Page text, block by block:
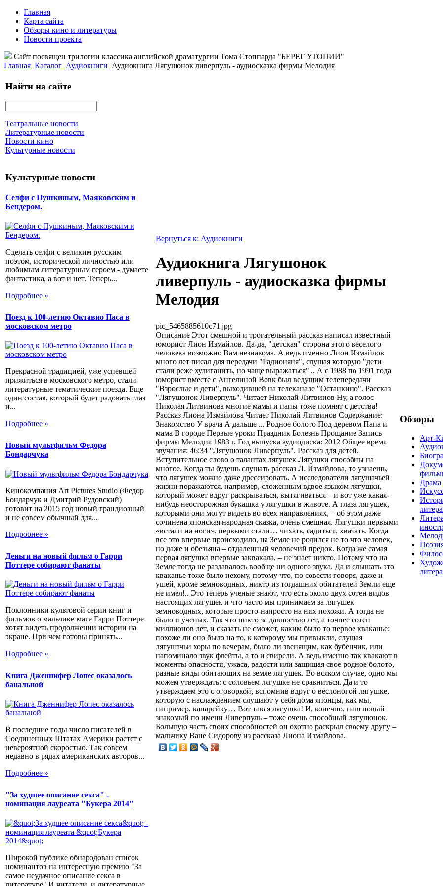
Главная
Карта сайта
Обзоры кино и литературы
Новости проекта
Сайт посвящен трилогии классика английской драматургии Тома Стоппарда "БЕРЕГ УТОПИИ"
Главная Каталог Аудиокниги Аудиокнига Лягушонок ливерпуль - аудиосказка фирмы Мелодия
Найти на сайте
Театральные новости
Литературные новости
Новости кино
Культурные новости
Культурные новости
Селфи с Пушкиным, Маяковским и
Бендером.
Сделать селфи с великим русским
поэтом, исторической личностью или
любимым литературным героем - думаете
фантастика, а вот и нет. Теперь...
Подробнее »
Поезд к 100-летию Октавио Паса в
московском метро
Прекрасной традицией, уже успевшей
прижиться в московского метро, стали
литературные тематические поезда. Еще
один состав, который будет радовать глаз
и...
Подробнее »
Новый мультфильм Федора
Бондарчука
Кинокомпания Art Pictures Studio (Федор
Бондарчук и Дмитрий Рудовский)
готовит на 2015 год новый грандиозный
и не совсем обычный для...
Подробнее »
Деньги на новый фильм о Гарри
Поттере собирают фанаты
Поклонники культовой серии книг и
фильмов о мальчике-маге Гарри Поттере
хотят видеть продолжении истории на
экране. При чем готовы принять...
Подробнее »
Книга Дженнифер Лопес оказалось
банальной
В последние годы число писателей в
Соединенных Штатах Америки растет с
невероятной скоростью. Так совсем
недавно в рядах американских авторов...
Подробнее »
"За худшее описание секса" -
номинация лауреата "Букера 2014"
Широкой публике обнародован список
номинантов на интересную премию "За
самое неудачное описание секса в
Вернуться к: Аудиокниги
Аудиокнига Лягушонок
ливерпуль - аудиосказка фирмы
Мелодия
pic_5465885610c71.jpg
Описание Этот смешной и трогательный рассказ написал известный
юморист Лион Измайлов. Да-да, "детская" сторона этого веселого
человека возможно Вам незнакома. А ведь именно Лион Измайлов
много лет писал для передачи "Радионяня", слушая которую "дети
стали реже хулиганить, но чаще выражаться"... А с 1988 по 1991 года
юморист вместе с Ангелиной Вовк был ведущим телепередачи
"Взрослые и дети", выходившей на телеканале "Останкино". Рассказ
"Лягушонок Ливерпуль". Читает Николай Литвинов Ну, а голос
Николая Литвинова многие мамы и папы тоже помнят с детства!
Рассказ Лиона Измайлова Читает Николай Литвинов Содержание:
Знакомство У врача А дальше ... Родное болото Под деревом Папа и
мама В городе Первые уроки Праздник Болезнь Прощание Запись
фирмы Мелодия 1983 г. Год выпуска аудиодиска: 2012 Общее время
звучания: 46:34 "Лягушонок Ливерпуль". Рассказ для детей.
Вступительное слово о талантах лягушек Лягушки способны на
многое. Когда ты будешь слушать рассказ Л. Измайлова, то узнаешь,
что лягушек можно даже дрессировать. А исследователи лягушачьей
жизни поражаются, например, сложенным вдвое языком лягушки,
который может вдруг раскрываться, вытягиваться – и вот уже какая-
нибудь неосторожная букашка у лягушки в животе. А глаза лягушек,
которыми они могут видеть во всех направлениях, – об этом даже
сочинена японская народная сказка, очень смешная. Лягушки первыми
«встали на ноги», первыми стали… чихать, садиться, хватать. Когда
все это впервые происходило, на Земле не родился не то что человек,
но даже и обезьяна – отдаленный человечий предок. Когда же самая
первая лягушка впервые заквакала, – не знает никто. Потому что на
Земле тогда не раздавалось вообще ни одного звука. Да и слышать это
кваканье тоже было некому, потому что, по совести говоря, даже и
ушей, кроме земноводных, никто из тогдашних обитателей Земли еще
не имел!.. Это теперь ученые знают, что есть около двух сотен видов
настоящих лягушек и что часто мы принимаем за лягушек
земноводных, которые просто-напросто на них похожи. А тогда не
было и ученых. Так что никто за давностью лет, а точнее сотен
миллионов лет, и сказать не сможет, каким было то первое кваканье:
похоже ли оно было на то, к которому мы привыкли, слушая
лягушачьи хоры по вечерам, было ли звенящим, как бубенчик, или
напоминало звук флейты, а то и свирели. А ведь именно так квакают в
моменты опасности, ужаса, радости или защищая свое родное болото,
разные виды обитающих на земле лягушек. Во всяком случае, одно мы
можем утверждать: с соловьем лягушке не сравниться. Да и то
утверждаем это с оговоркой, вспомнив вдруг о веслоногой лягушке,
которую с наслаждением слушают у себя дома японцы, как мы,
например, канарейку… Вот такая лягушка! И, конечно, наш новый
знакомый по имени Ливерпуль – тоже очень способный лягушонок.
Большую часть своих способностей он охотно раскрыл своему другу –
мальчику Ване Сидорову из рассказа Лиона Измайлова.
Обзоры
Арт-
Драма